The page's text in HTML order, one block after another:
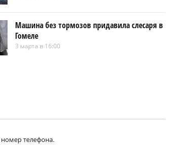
Машина без тормозов придавила слесаря в
Гомеле
3 марта в 16:00
телефона.